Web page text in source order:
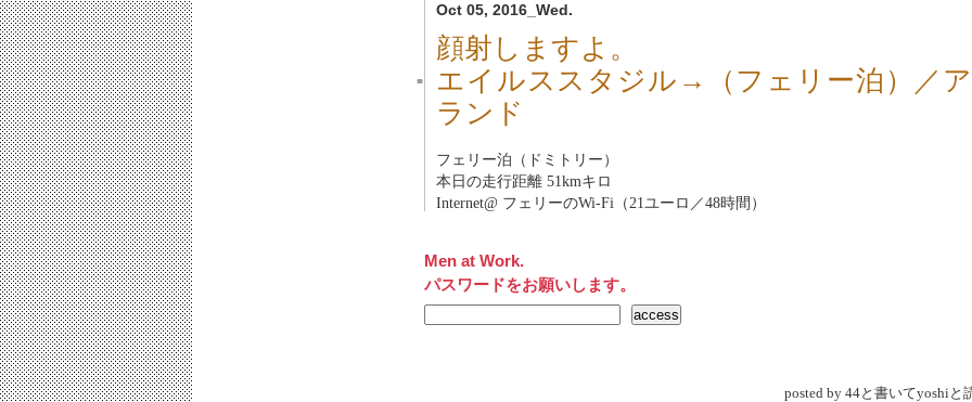
Oct 05, 2016_Wed.
■
顔射しますよ。
エイルススタジル→（フェリー泊）／
ランド
フェリー泊（ドミトリー）
本日の走行距離 51kmキロ
Internet@ フェリーのWi-Fi（21ユーロ／48時間）
Men at Work.
パスワードをお願いします。
posted by 44と書いてyoshiと